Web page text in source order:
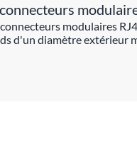
modulaires
d'un diamètre extérieur